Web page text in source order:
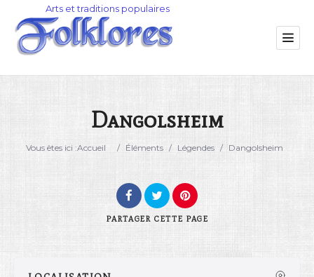
Catégorie
Dangolsheim
Vous êtes ici :Accueil / Éléments / Légendes / Dangolsheim
PARTAGER CETTE PAGE